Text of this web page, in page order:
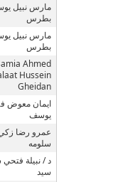
مارس نبيل
بطرس
مارس نبيل
بطرس
Ahmed
Hussein
Gheidan
ايمان معوض
يوسف
عمرو رضا
سلومه
د / نبيلة
سيد